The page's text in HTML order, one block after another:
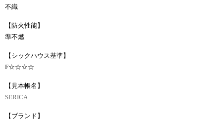
不織
【防火性能】
準不燃
【シックハウス基準】
F☆☆☆☆
【見本帳名】
SERICA
【ブランド】